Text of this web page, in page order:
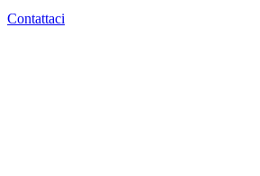
Contattaci